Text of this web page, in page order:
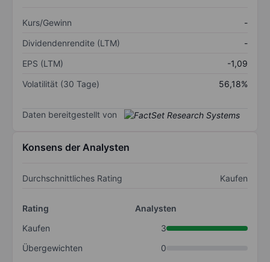
Kurs/Gewinn
-
Dividendenrendite (LTM)
-
EPS (LTM)
-1,09
Volatilität (30 Tage)
56,18%
Daten bereitgestellt von
Konsens der Analysten
Durchschnittliches Rating Kaufen
Rating
Analysten
Kaufen
3
Übergewichten
0